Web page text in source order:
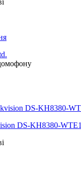
DS-KH8380-WTE1